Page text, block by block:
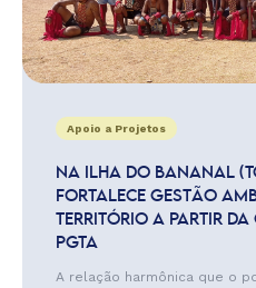
Apoio a Projetos
NA ILHA DO BANANAL
FORTALECE GESTÃO
TERRITÓRIO A PARTIR
PGTA
A relação harmônica que o